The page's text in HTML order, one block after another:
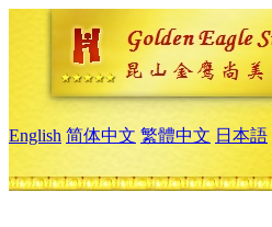
English 简体中文 繁體中文 日本語